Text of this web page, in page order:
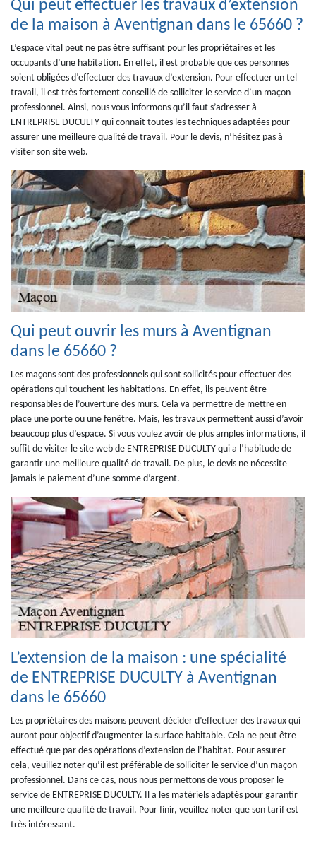
Qui peut effectuer les travaux d’extension
de la maison à Aventignan dans le 65660 ?
L’espace vital peut ne pas être suffisant pour les propriétaires et les
occupants d’une habitation. En effet, il est probable que ces personnes
soient obligées d’effectuer des travaux d’extension. Pour effectuer un tel
travail, il est très fortement conseillé de solliciter le service d’un maçon
professionnel. Ainsi, nous vous informons qu’il faut s’adresser à
ENTREPRISE DUCULTY qui connait toutes les techniques adaptées pour
assurer une meilleure qualité de travail. Pour le devis, n’hésitez pas à
visiter son site web.
Qui peut ouvrir les murs à Aventignan
dans le 65660 ?
Les maçons sont des professionnels qui sont sollicités pour effectuer des
opérations qui touchent les habitations. En effet, ils peuvent être
responsables de l’ouverture des murs. Cela va permettre de mettre en
place une porte ou une fenêtre. Mais, les travaux permettent aussi d’avoir
beaucoup plus d’espace. Si vous voulez avoir de plus amples informations, il
suffit de visiter le site web de ENTREPRISE DUCULTY qui a l’habitude de
garantir une meilleure qualité de travail. De plus, le devis ne nécessite
jamais le paiement d’une somme d’argent.
L’extension de la maison : une spécialité
de ENTREPRISE DUCULTY à Aventignan
dans le 65660
Les propriétaires des maisons peuvent décider d’effectuer des travaux qui
auront pour objectif d’augmenter la surface habitable. Cela ne peut être
effectué que par des opérations d’extension de l’habitat. Pour assurer
cela, veuillez noter qu’il est préférable de solliciter le service d’un maçon
professionnel. Dans ce cas, nous nous permettons de vous proposer le
service de ENTREPRISE DUCULTY. Il a les matériels adaptés pour garantir
une meilleure qualité de travail. Pour finir, veuillez noter que son tarif est
très intéressant.